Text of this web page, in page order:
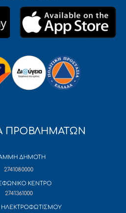
ΠΡΟΒΛΗΜΑΤΩΝ
ΔΗΜΟΤΗ
2741080000
ΚΕΝΤΡΟ
2741361000
ΗΛΕΚΤΡΟΦΩΤΙΣΜΟΥ